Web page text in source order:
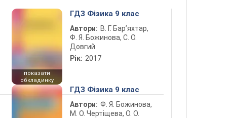
показати
обкладинку
ГДЗ Фізика 9 клас
Автори: В. Г. Бар’яхтар,
Ф. Я. Божинова, С. О.
Довгий
Рік: 2017
ГДЗ Фізика 9 клас
Автори: Ф. Я. Божинова,
М. О. Чертіщева, О. О.